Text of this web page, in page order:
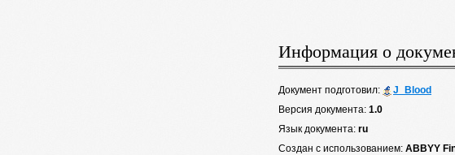
Информация о
Документ подготовил:
J_Blood
Версия документа: 1.0
Язык документа: ru
Создан с использованием: ABBYY